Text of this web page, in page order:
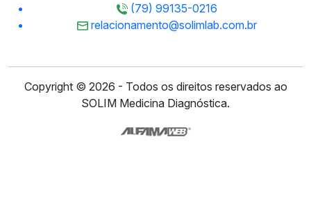
(79) 99135-0216
relacionamento@solimlab.com.br
Copyright © 2026 - Todos os direitos reservados ao
SOLIM Medicina Diagnóstica.